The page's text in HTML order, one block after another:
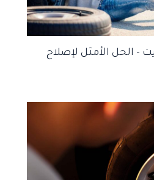
– الحل الأمثل لإصلاح